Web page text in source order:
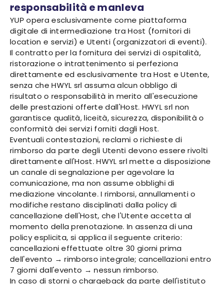
responsabilità e manleva
YUP opera esclusivamente come piattaforma
digitale di intermediazione tra Host (fornitori di
location e servizi) e Utenti (organizzatori di eventi).
Il contratto per la fornitura dei servizi di ospitalità,
ristorazione o intrattenimento si perfeziona
direttamente ed esclusivamente tra Host e Utente,
senza che HWYL srl assuma alcun obbligo di
risultato o responsabilità in merito all'esecuzione
delle prestazioni offerte dall'Host. HWYL srl non
garantisce qualità, liceità, sicurezza, disponibilità o
conformità dei servizi forniti dagli Host.
Eventuali contestazioni, reclami o richieste di
rimborso da parte degli Utenti devono essere rivolti
direttamente all'Host. HWYL srl mette a disposizione
un canale di segnalazione per agevolare la
comunicazione, ma non assume obblighi di
mediazione vincolante. I rimborsi, annullamenti o
modifiche restano disciplinati dalla policy di
cancellazione dell'Host, che l'Utente accetta al
momento della prenotazione. In assenza di una
policy esplicita, si applica il seguente criterio:
cancellazioni effettuate oltre 30 giorni prima
dell'evento → rimborso integrale; cancellazioni entro
7 giorni dall'evento → nessun rimborso.
In caso di storni o chargeback da parte dell'istituto